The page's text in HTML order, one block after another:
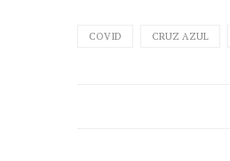
COVID CRUZ AZUL